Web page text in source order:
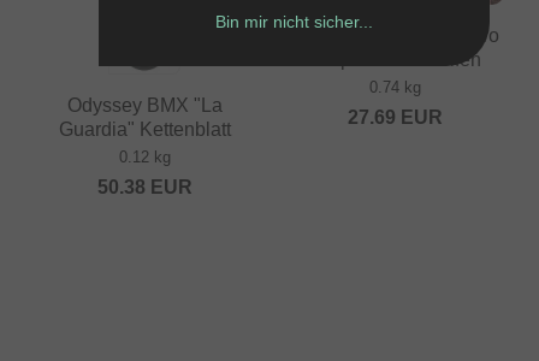
Odyssey BMX "La
Guardia" Kettenblatt
0.12 kg
50.38 EUR
Odyssey BMX "Path Pro
100psi" BMX Reifen
0.74 kg
27.69 EUR
Bin mir nicht sicher...